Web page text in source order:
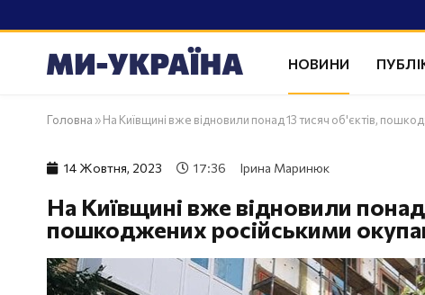
НОВИНИ
Головна »На Київщині вже відновили понад 13 тисяч об'єктів,
14 Жовтня, 2023 17:36 Ірина Маринюк
На Київщині вже відновили понад
пошкоджених російськими